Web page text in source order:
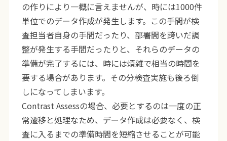
の作りにより一概に言えませんが、時には1000件
単位でのデータ作成が発生します。この手間が検
査担当者自身の手間だったり、部署間を跨いだ調
整が発生する手間だったりと、それらのデータの
準備が完了するには、時には煩雑で相当の時間を
要する場合があります。その分検査実施も後ろ倒
しになってしまいます。
Contrast Assessの場合、必要とするのは一度の正
常遷移と処理なため、データ作成は必要なく、検
査に入るまでの準備時間を短縮させることが可能